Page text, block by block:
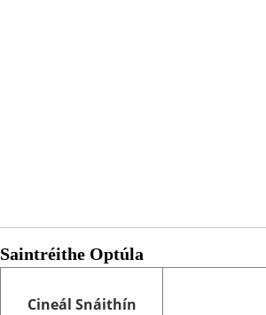
Saintréithe Optúla
Cineál Snáithín